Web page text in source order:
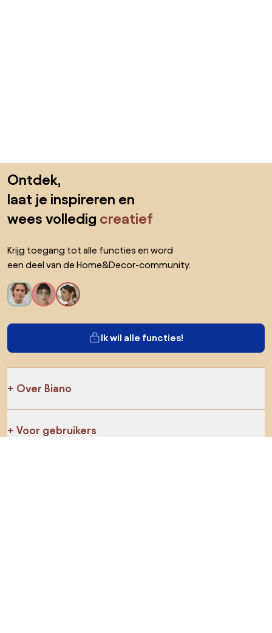
Ontdek,
laat je inspireren en
wees volledig creatief
Krijg toegang tot alle functies en word
een deel van de Home&Decor-community.
Ik wil alle functies!
Over Biano
Voor gebruikers